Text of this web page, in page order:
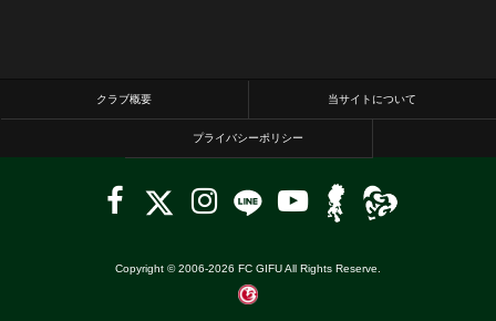
クラブ概要 当サイトについて
プライバシーポリシー
Copyright © 2006-2026 FC GIFU All Rights Reserve.